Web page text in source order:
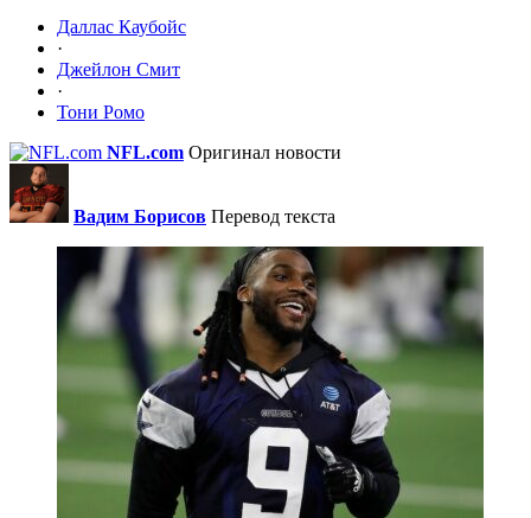
Даллас Каубойс
·
Джейлон Смит
·
Тони Ромо
NFL.com Оригинал новости
Вадим Борисов Перевод текста